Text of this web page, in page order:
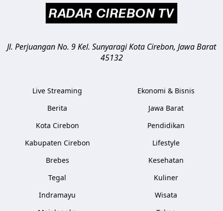
Jl. Perjuangan No. 9 Kel. SunyaragiKota Cirebon, Jawa Barat
45132
Live Streaming
Berita
Kota Cirebon
Kabupaten Cirebon
Brebes
Tegal
Indramayu
Ekonomi & Bisnis
Jawa Barat
Pendidikan
Lifestyle
Kesehatan
Kuliner
Wisata